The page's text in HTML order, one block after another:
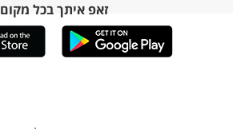
זאפ איתך בכל מקום